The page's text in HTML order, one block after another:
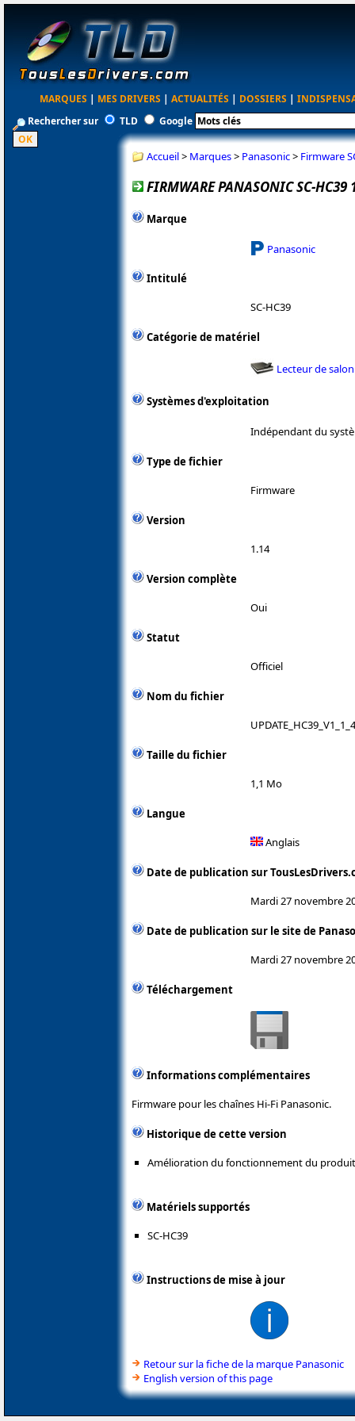
MARQUES | MES DRIVERS | ACTUALITÉS | DOSSIERS |
Rechercher sur
TLD Google
Accueil> Marques> Panasonic> Firmware
FIRMWARE PANASONIC SC-HC39
Marque
Panasonic
Intitulé
SC-HC39
Catégorie de matériel
Lecteur de salon
Systèmes d'exploitation
Indépendant du
Type de fichier
Firmware
Version
1.14
Version complète
Oui
Statut
Officiel
Nom du fichier
Taille du fichier
1,1 Mo
Langue
Anglais
Date de publication sur
Mardi 27 novembre
Date de publication sur le site de
Mardi 27 novembre
Téléchargement
Informations complémentaires
Firmware pour les chaînes Hi-Fi Panasonic.
Historique de cette version
Amélioration du fonctionnement du
Matériels supportés
SC-HC39
Instructions de mise à jour
Retour sur la fiche de la marque Panasonic
English version of this page